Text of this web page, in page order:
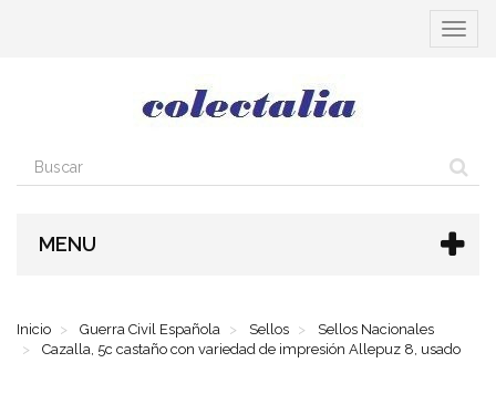
MENU
Inicio Guerra Civil Española Sellos
Sellos Nacionales
Cazalla, 5c castaño con variedad de impresión Allepuz 8, usado